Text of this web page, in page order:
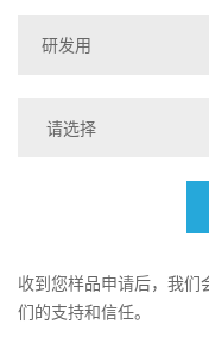
研发用
收到您样品申请后，我们
们的支持和信任。